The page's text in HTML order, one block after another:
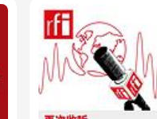
di
e cioè
Israele [...] ed
le contraddizioni
verso il Medio